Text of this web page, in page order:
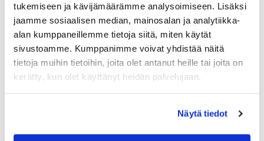
tukemiseen ja kävijämäärämme analysoimiseen. Lisäksi
jaamme sosiaalisen median, mainosalan ja analytiikka-
alan kumppaneillemme tietoja siitä, miten käytät
sivustoamme. Kumppanimme voivat yhdistää näitä
tietoja muihin tietoihin, joita olet antanut heille tai joita on
kerätty, kun olet käyttänyt heidän palvelujaan.
Näytä tiedot